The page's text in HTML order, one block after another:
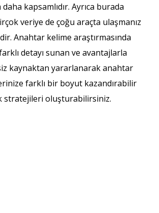
kapsamlıdır. Ayrıca burada
veriye de çoğu araçta ulaşmanız
Anahtar kelime araştırmasında
detayı sunan ve avantajlarla
kaynaktan yararlanarak anahtar
farklı bir boyut kazandırabilir
stratejileri oluşturabilirsiniz.